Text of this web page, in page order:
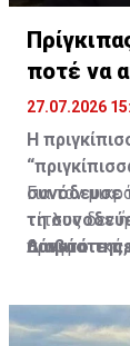
ποτέ να
27.07.2026
Η
συνόδευσε
τη
θάνατό
Για τον
τίτλος δεν
πραγματικά
Διαβάστε